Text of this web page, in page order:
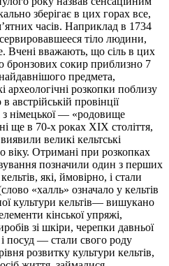
зберігає в цих горах все,
часів. Наприклад в 1734
тіло людини,
Вчені вважають, що сіль в цих
бронзових сокир приблизно 7
предмета,
археологічні розкопки поблизу
австрійській провінції
з німецької — «родовище
ще в 70-х роках XIX століття,
великі кельтські
віку. Отримані при розкопках
позначили один з перших
які, ймовірно, і стали
«халль» означало у кельтів
культури кельтів— вишукано
кінської упряжі,
зі шкіри, черепки давньої
посуд — стали свого роду
розвитку культури кельтів,